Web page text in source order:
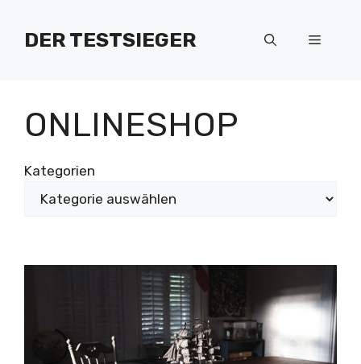
Inhalt
springenDER TESTSIEGER Menü
ONLINESHOP
Kategorien